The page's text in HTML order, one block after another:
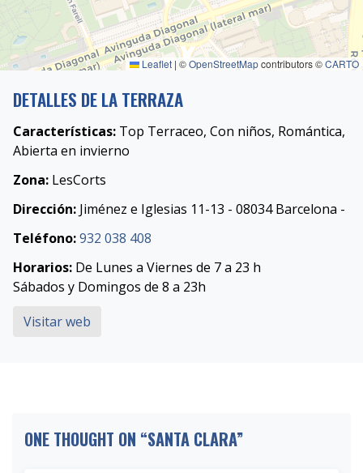
Leaflet | ©OpenStreetMapcontributors ©CARTO
DETALLES DE LA TERRAZA
Características: Top Terraceo, Con niños, Romántica,
Abierta en invierno
Zona: LesCorts
Dirección: Jiménez e Iglesias 11-13 - 08034 Barcelona -
Teléfono:932 038 408
Horarios: De Lunes a Viernes de 7 a 23 h
Sábados y Domingos de 8 a 23h
Visitar web
ONE THOUGHT ON “SANTA CLARA”